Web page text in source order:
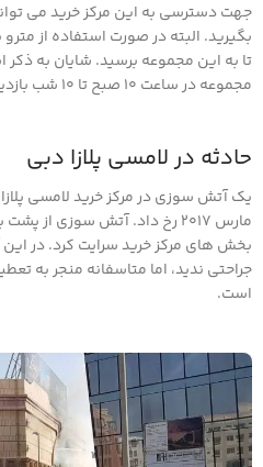
جهت دسترسی به این مرکز خرید می
بگیرید. البته در صورت استفاده از
تا به این مجموعه برسید. شایان به
مجموعه در ساعت 10 صبح تا 10 شب بازدید نمایید.
حادثه در لامسی پلازا دبی
مارس 2017 رخ داد. آتش سوزی
بخش های مرکز خرید سرایت کرد. در
جراحتی ندید، اما متاسفانه منجر به
است.